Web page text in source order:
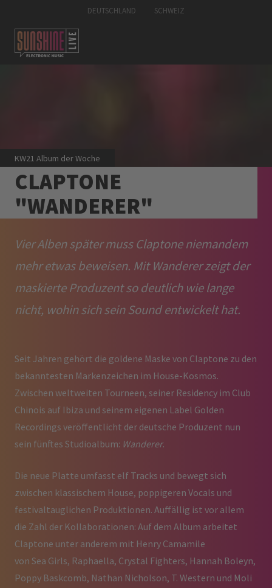
DEUTSCHLAND SCHWEIZ
KW21 Album der Woche
CLAPTONE
"WANDERER"
Vier Alben später muss Claptone niemandem
mehr etwas beweisen. Mit Wanderer zeigt der
maskierte Produzent so deutlich wie lange
nicht, wohin sich sein Sound entwickelt hat.
Seit Jahren gehört die goldene Maske von Claptone zu den
bekanntesten Markenzeichen im House-Kosmos.
Zwischen weltweiten Tourneen, seiner Residency im Club
Chinois auf Ibiza und seinem eigenen Label Golden
Recordings veröffentlicht der deutsche Produzent nun
sein fünftes Studioalbum: Wanderer.
Die neue Platte umfasst elf Tracks und bewegt sich
zwischen klassischem House, poppigeren Vocals und
festivaltauglichen Produktionen. Auffällig ist vor allem
die Zahl der Kollaborationen: Auf dem Album arbeitet
Claptone unter anderem mit Henry Camamile
von Sea Girls, Raphaella, Crystal Fighters, Hannah Boleyn,
Poppy Baskcomb, Nathan Nicholson, T. Western und Moli